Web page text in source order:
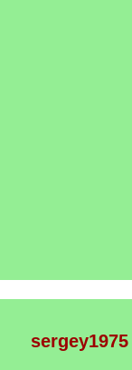
sergey1975